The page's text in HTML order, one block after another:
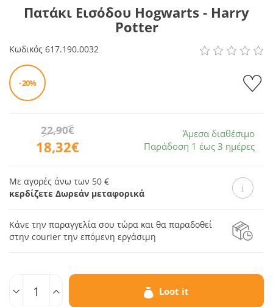
Πατάκι Εισόδου Hogwarts - Harry
Potter
Κωδικός 617.190.0032
- 20%
18,32€
22,90€
Άμεσα διαθέσιμο
Παράδοση 1 έως 3 ημέρες
Με αγορές άνω των 50 €
κερδίζετε Δωρεάν μεταφορικά
Κάνε την παραγγελία σου τώρα και θα παραδοθεί
στην courier την επόμενη εργάσιμη
Loot it